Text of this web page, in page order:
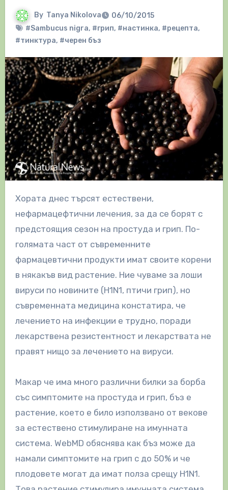
By Tanya Nikolova
06/10/2015
#Sambucus nigra, #грип, #настинка, #рецепта,
#тинктура, #черен бъз
Хората днес търсят естествени,
нефармацефтични лечения, за да се борят с
предстоящия сезон на простуда и грип. По-
голямата част от съвременните
фармацевтични продукти имат своите корени
в някакъв вид растение. Ние чуваме за лоши
вируси по новините (H1N1, птичи грип), но
съвременната медицина констатира, че
лечението на инфекции е трудно, поради
лекарствена резистентност и лекарствата не
правят нищо за лечението на вируси.
Макар че има много различни билки за борба
със симптомите на простуда и грип, бъз е
растение, което е било използвано от векове
за естествено стимулиране на имунната
система. WebMD обяснява как бъз може да
намали симптомите на грип с до 50% и че
плодовете могат да имат полза срещу H1N1.